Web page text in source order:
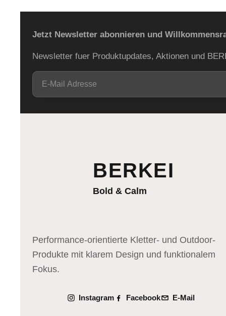
Jetzt Newsletter abonnieren und
Newsletter fuer Produktupdates, Aktionen und
E-
Mail
BERKEI
Bold & Calm
Performance-orientierte Kletter- und Outdoor-
Produkte mit klarem Design und funktionalem
Fokus.
Instagram Facebook E-Mail